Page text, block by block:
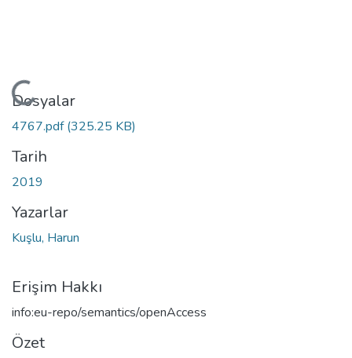
Yükleniyor...
Dosyalar
4767.pdf(325.25 KB)
Tarih
2019
Yazarlar
Kuşlu, Harun
Erişim Hakkı
info:eu-repo/semantics/openAccess
Özet